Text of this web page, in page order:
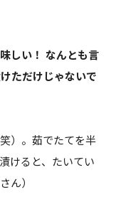
しい！ なんとも言
ただけじゃないで
）。茹でたてを半
けると、たいてい
ん）